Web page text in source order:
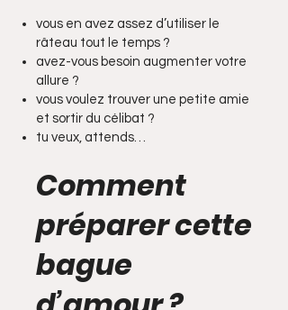
vous en avez assez d’utiliser le
râteau tout le temps ?
avez-vous besoin augmenter votre
allure ?
vous voulez trouver une petite amie
et sortir du célibat ?
tu veux, attends…
Comment
préparer cette
bague